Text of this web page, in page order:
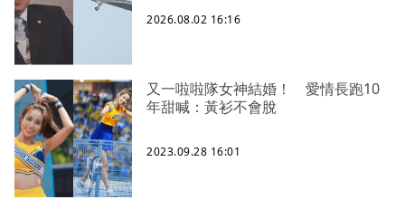
2026.08.02 16:16
又一啦啦隊女神結婚！ 愛情長跑10
年甜喊：黃衫不會脫
2023.09.28 16:01